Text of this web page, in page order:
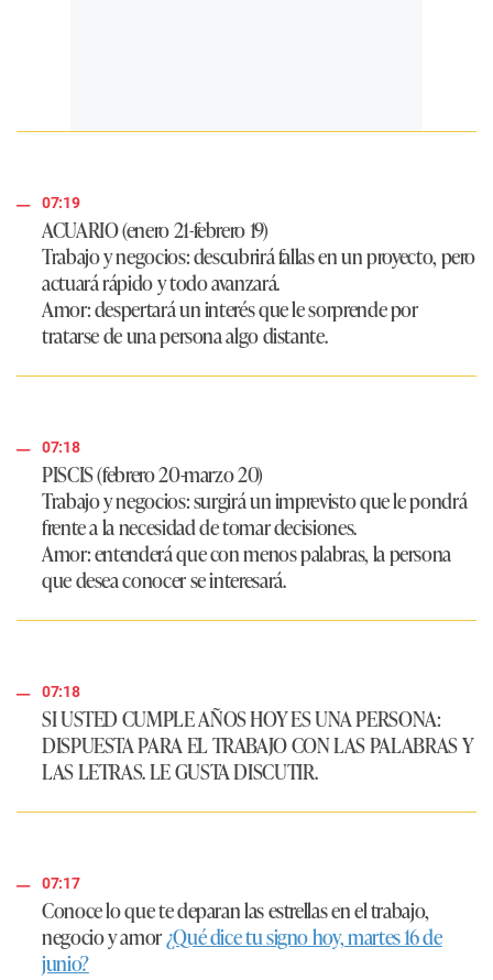
07:19
ACUARIO (enero 21-febrero 19)
Trabajo y negocios: descubrirá fallas en un proyecto, pero
actuará rápido y todo avanzará.
Amor: despertará un interés que le sorprende por
tratarse de una persona algo distante.
07:18
PISCIS (febrero 20-marzo 20)
Trabajo y negocios: surgirá un imprevisto que le pondrá
frente a la necesidad de tomar decisiones.
Amor: entenderá que con menos palabras, la persona
que desea conocer se interesará.
07:18
SI USTED CUMPLE AÑOS HOY ES UNA PERSONA:
DISPUESTA PARA EL TRABAJO CON LAS PALABRAS Y
LAS LETRAS. LE GUSTA DISCUTIR.
07:17
Conoce lo que te deparan las estrellas en el trabajo,
negocio y amor¿Qué dice tu signo hoy, martes 16 de
junio?